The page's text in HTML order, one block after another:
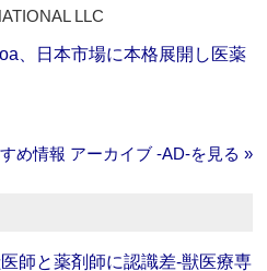
LLC
、日本市場に本格展開し医薬
め情報 アーカイブ ‐AD‐を見る »
師と薬剤師に認識差‐獣医療専